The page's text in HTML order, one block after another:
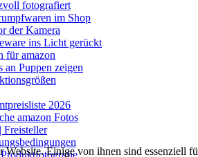
fotografiert
im Shop
der Kamera
ins Licht gerückt
für amazon
an Puppen zeigen
2026
amazon Fotos
Freisteller
Website. Einige von ihnen sind essenziell